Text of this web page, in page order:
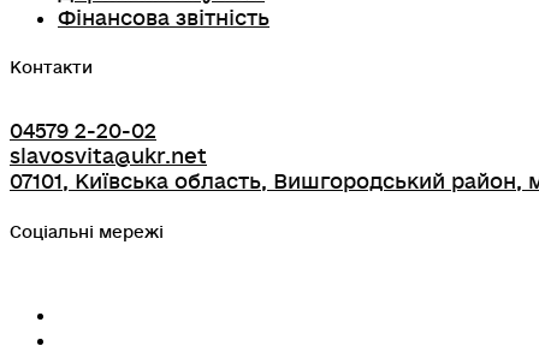
Фінансова звітність
Контакти
04579 2-20-02
slavosvita@ukr.net
07101, Київська область, Вишгородський район,
Соціальні мережі